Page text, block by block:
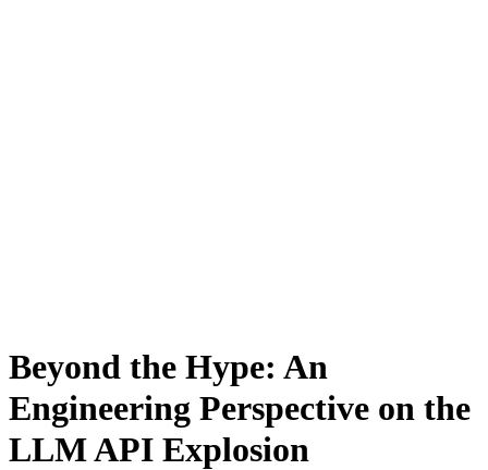
Beyond the Hype: An
Engineering Perspective on the
LLM API Explosion